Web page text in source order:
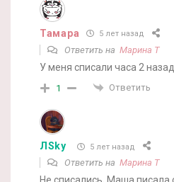
Тамара 5 лет назад
Ответить на Марина Т
У меня списали часа 2
1 Ответить
ЛSky 5 лет назад
Ответить на Марина Т